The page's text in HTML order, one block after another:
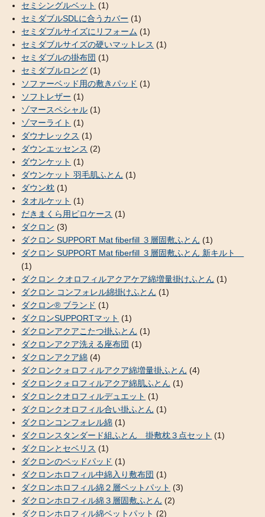
セミシングルベット (1)
セミダブルSDLに合うカバー (1)
セミダブルサイズにリフォーム (1)
セミダブルサイズの硬いマットレス (1)
セミダブルの掛布団 (1)
セミダブルロング (1)
ソファーベッド用の敷きパッド (1)
ソフトレザー (1)
ゾマースペシャル (1)
ゾマーライト (1)
ダウナレックス (1)
ダウンエッセンス (2)
ダウンケット (1)
ダウンケット 羽毛肌ふとん (1)
ダウン枕 (1)
タオルケット (1)
だきまくら用ピロケース (1)
ダクロン (3)
ダクロン SUPPORT Mat fiberfill ３層固敷ふとん (1)
ダクロン SUPPORT Mat fiberfill ３層固敷ふとん 新キルト
(1)
ダクロン クオロフィルアクアケア綿増量掛けふとん (1)
ダクロン コンフォレル綿掛けふとん (1)
ダクロン® ブランド (1)
ダクロンSUPPORTマット (1)
ダクロンアクアこたつ掛ふとん (1)
ダクロンアクア洗える座布団 (1)
ダクロンアクア綿 (4)
ダクロンクォロフィルアクア綿増量掛ふとん (4)
ダクロンクォロフィルアクア綿肌ふとん (1)
ダクロンクオロフィルデュエット (1)
ダクロンクオロフィル合い掛ふとん (1)
ダクロンコンフォレル綿 (1)
ダクロンスタンダード組ふとん 掛敷枕３点セット (1)
ダクロンとセベリス (1)
ダクロンのベッドパッド (1)
ダクロンホロフィル中綿入り敷布団 (1)
ダクロンホロフィル綿２層ベットパット (3)
ダクロンホロフィル綿３層固敷ふとん (2)
ダクロンホロフィル綿ベットパット (2)